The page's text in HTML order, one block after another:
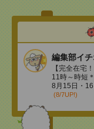
編集部イ
【完全在宅
11時～時短
8月15日・
(8/7UP!)